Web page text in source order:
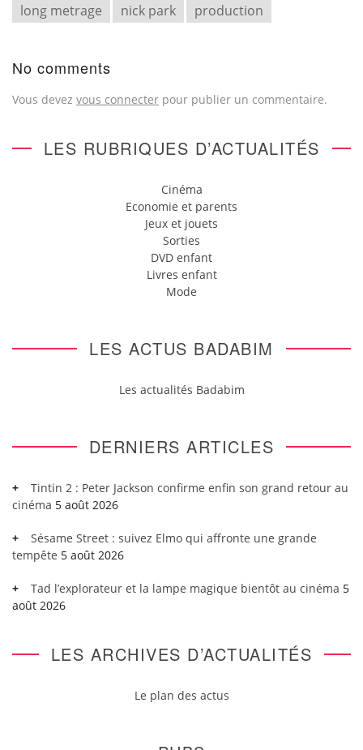
long metrage
nick park production
No comments
Vous devez vous connecter pour publier un commentaire.
LES RUBRIQUES D’ACTUALITÉS
Cinéma
Economie et parents
Jeux et jouets
Sorties
DVD enfant
Livres enfant
Mode
LES ACTUS BADABIM
Les actualités Badabim
DERNIERS ARTICLES
Tintin 2 : Peter Jackson confirme enfin son grand retour au
cinéma 5 août 2026
Sésame Street : suivez Elmo qui affronte une grande
tempête 5 août 2026
Tad l’explorateur et la lampe magique bientôt au cinéma 5
août 2026
LES ARCHIVES D’ACTUALITÉS
Le plan des actus